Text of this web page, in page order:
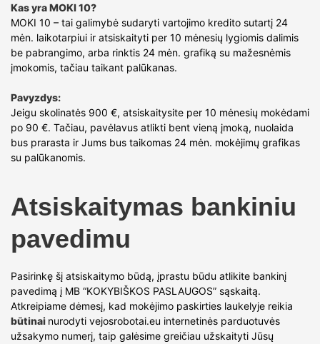
Kas yra MOKI 10?
MOKI 10 – tai galimybė sudaryti vartojimo kredito sutartį 24
mėn. laikotarpiui ir atsiskaityti per 10 mėnesių lygiomis dalimis
be pabrangimo, arba rinktis 24 mėn. grafiką su mažesnėmis
įmokomis, tačiau taikant palūkanas.
Pavyzdys:
Jeigu skolinatės 900 €, atsiskaitysite per 10 mėnesių mokėdami
po 90 €. Tačiau, pavėlavus atlikti bent vieną įmoką, nuolaida
bus prarasta ir Jums bus taikomas 24 mėn. mokėjimų grafikas
su palūkanomis.
Atsiskaitymas bankiniu
pavedimu
Pasirinkę šį atsiskaitymo būdą, įprastu būdu atlikite bankinį
pavedimą į MB “KOKYBIŠKOS PASLAUGOS” sąskaitą.
Atkreipiame dėmesį, kad mokėjimo paskirties laukelyje reikia
būtinai nurodyti vejosrobotai.eu internetinės parduotuvės
užsakymo numerį, taip galėsime greičiau užskaityti Jūsų